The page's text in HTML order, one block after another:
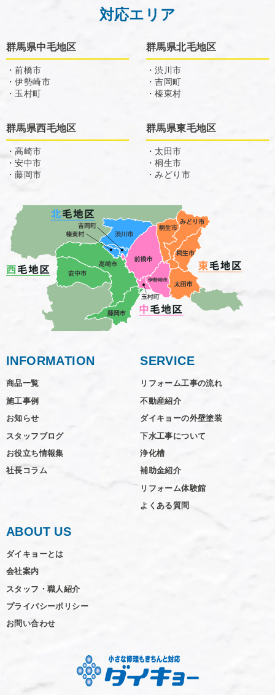
対応エリア
群馬県中毛地区
・前橋市
・伊勢崎市
・玉村町
群馬県北毛地区
・渋川市
・吉岡町
・榛東村
群馬県西毛地区
・高崎市
・安中市
・藤岡市
群馬県東毛地区
・太田市
・桐生市
・みどり市
INFORMATION
商品一覧
施工事例
お知らせ
スタッフブログ
お役立ち情報集
社長コラム
SERVICE
リフォーム工事の流れ
不動産紹介
ダイキョーの外壁塗装
下水工事について
浄化槽
補助金紹介
リフォーム体験館
よくある質問
ABOUT US
ダイキョーとは
会社案内
スタッフ・職人紹介
プライバシーポリシー
お問い合わせ